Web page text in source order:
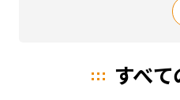
すべ